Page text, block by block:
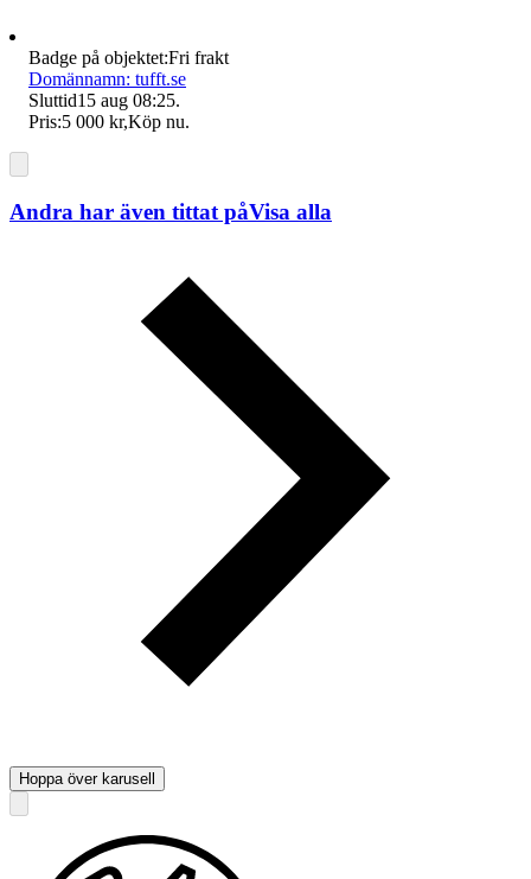
Badge på objektet:Fri frakt
Domännamn: tufft.se
Sluttid15 aug 08:25.
Pris:5 000 kr,Köp nu.
Andra har även tittat påVisa alla
Hoppa över karusell